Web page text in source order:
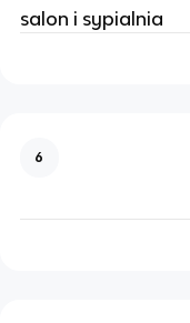
salon i sypialnia
6